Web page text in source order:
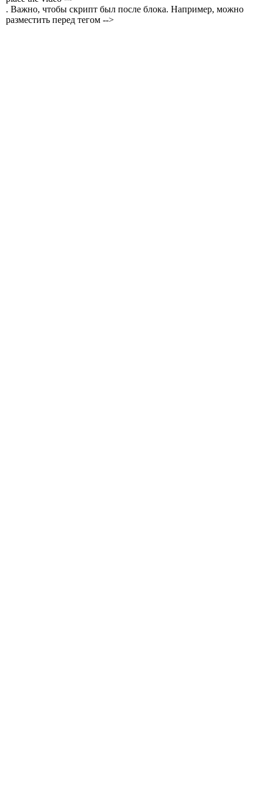
. Важно, чтобы скрипт был после блока. Например, можно
разместить перед тегом -->